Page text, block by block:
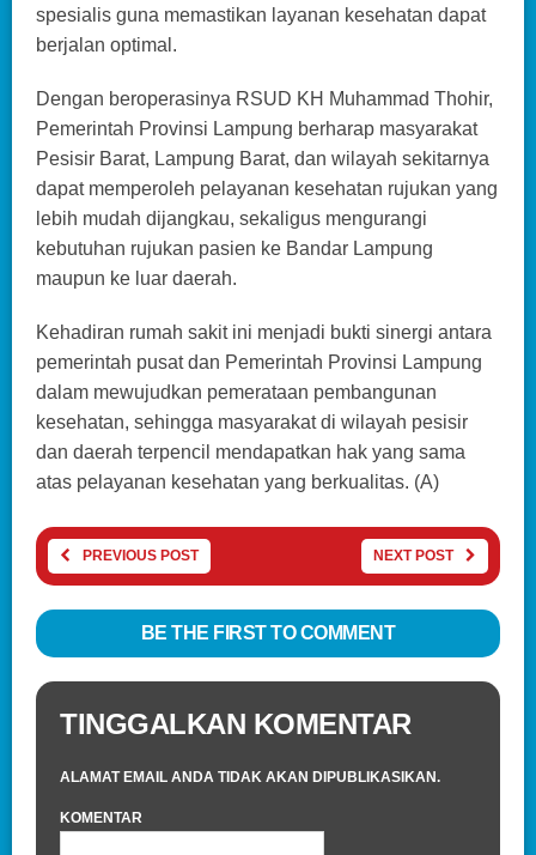
spesialis guna memastikan layanan kesehatan dapat
berjalan optimal.
Dengan beroperasinya RSUD KH Muhammad Thohir,
Pemerintah Provinsi Lampung berharap masyarakat
Pesisir Barat, Lampung Barat, dan wilayah sekitarnya
dapat memperoleh pelayanan kesehatan rujukan yang
lebih mudah dijangkau, sekaligus mengurangi
kebutuhan rujukan pasien ke Bandar Lampung
maupun ke luar daerah.
Kehadiran rumah sakit ini menjadi bukti sinergi antara
pemerintah pusat dan Pemerintah Provinsi Lampung
dalam mewujudkan pemerataan pembangunan
kesehatan, sehingga masyarakat di wilayah pesisir
dan daerah terpencil mendapatkan hak yang sama
atas pelayanan kesehatan yang berkualitas. (A)
PREVIOUS POST NEXT POST
BE THE FIRST TO COMMENT
TINGGALKAN KOMENTAR
ALAMAT EMAIL ANDA TIDAK AKAN DIPUBLIKASIKAN.
KOMENTAR